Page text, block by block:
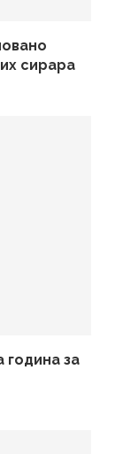
сирара
година за